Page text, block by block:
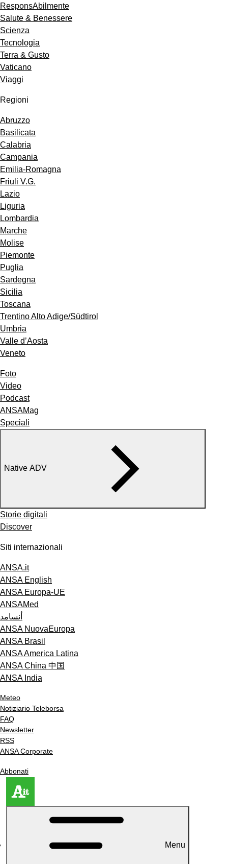
ResponsAbilmente
Salute & Benessere
Scienza
Tecnologia
Terra & Gusto
Vaticano
Viaggi
Regioni
Abruzzo
Basilicata
Calabria
Campania
Emilia-Romagna
Friuli V.G.
Lazio
Liguria
Lombardia
Marche
Molise
Piemonte
Puglia
Sardegna
Sicilia
Toscana
Trentino Alto Adige/Südtirol
Umbria
Valle d’Aosta
Veneto
Foto
Video
Podcast
ANSAMag
Speciali
Native ADV
Storie digitali
Discover
Siti internazionali
ANSA.it
ANSA English
ANSA Europa-UE
ANSAMed
أنسامد
ANSA NuovaEuropa
ANSA Brasil
ANSA America Latina
ANSA China 中国
ANSA India
Meteo
Notiziario Teleborsa
FAQ
Newsletter
RSS
ANSA Corporate
Abbonati
Menu